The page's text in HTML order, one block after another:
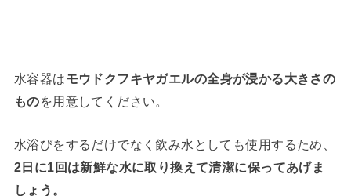
水容器はモウドクフキヤガエルの全身が浸かる大きさの
ものを用意してください。
水浴びをするだけでなく飲み水としても使用するため、
2日に1回は新鮮な水に取り換えて清潔に保ってあげま
しょう。